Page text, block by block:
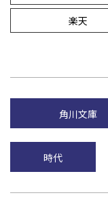
楽天
角川文庫
時代